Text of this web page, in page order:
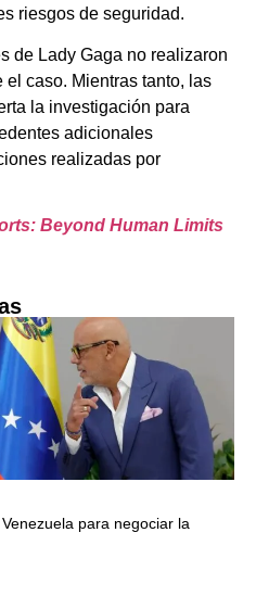
riesgos de seguridad.
de Lady Gaga no realizaron
caso. Mientras tanto, las
la investigación para
adicionales
realizadas por
Beyond Human Limits
para negociar la